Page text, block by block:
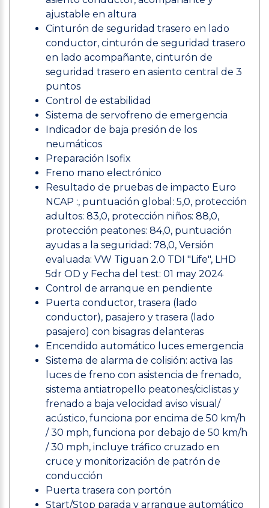
ajustable en altura
Cinturón de seguridad trasero en lado
conductor, cinturón de seguridad trasero
en lado acompañante, cinturón de
seguridad trasero en asiento central de 3
puntos
Control de estabilidad
Sistema de servofreno de emergencia
Indicador de baja presión de los
neumáticos
Preparación Isofix
Freno mano electrónico
Resultado de pruebas de impacto Euro
NCAP :, puntuación global: 5,0, protección
adultos: 83,0, protección niños: 88,0,
protección peatones: 84,0, puntuación
ayudas a la seguridad: 78,0, Versión
evaluada: VW Tiguan 2.0 TDI "Life", LHD
5dr OD y Fecha del test: 01 may 2024
Control de arranque en pendiente
Puerta conductor, trasera (lado
conductor), pasajero y trasera (lado
pasajero) con bisagras delanteras
Encendido automático luces emergencia
Sistema de alarma de colisión: activa las
luces de freno con asistencia de frenado,
sistema antiatropello peatones/ciclistas y
frenado a baja velocidad aviso visual/
acústico, funciona por encima de 50 km/h
/ 30 mph, funciona por debajo de 50 km/h
/ 30 mph, incluye tráfico cruzado en
cruce y monitorización de patrón de
conducción
Puerta trasera con portón
Start/Stop parada y arranque automático